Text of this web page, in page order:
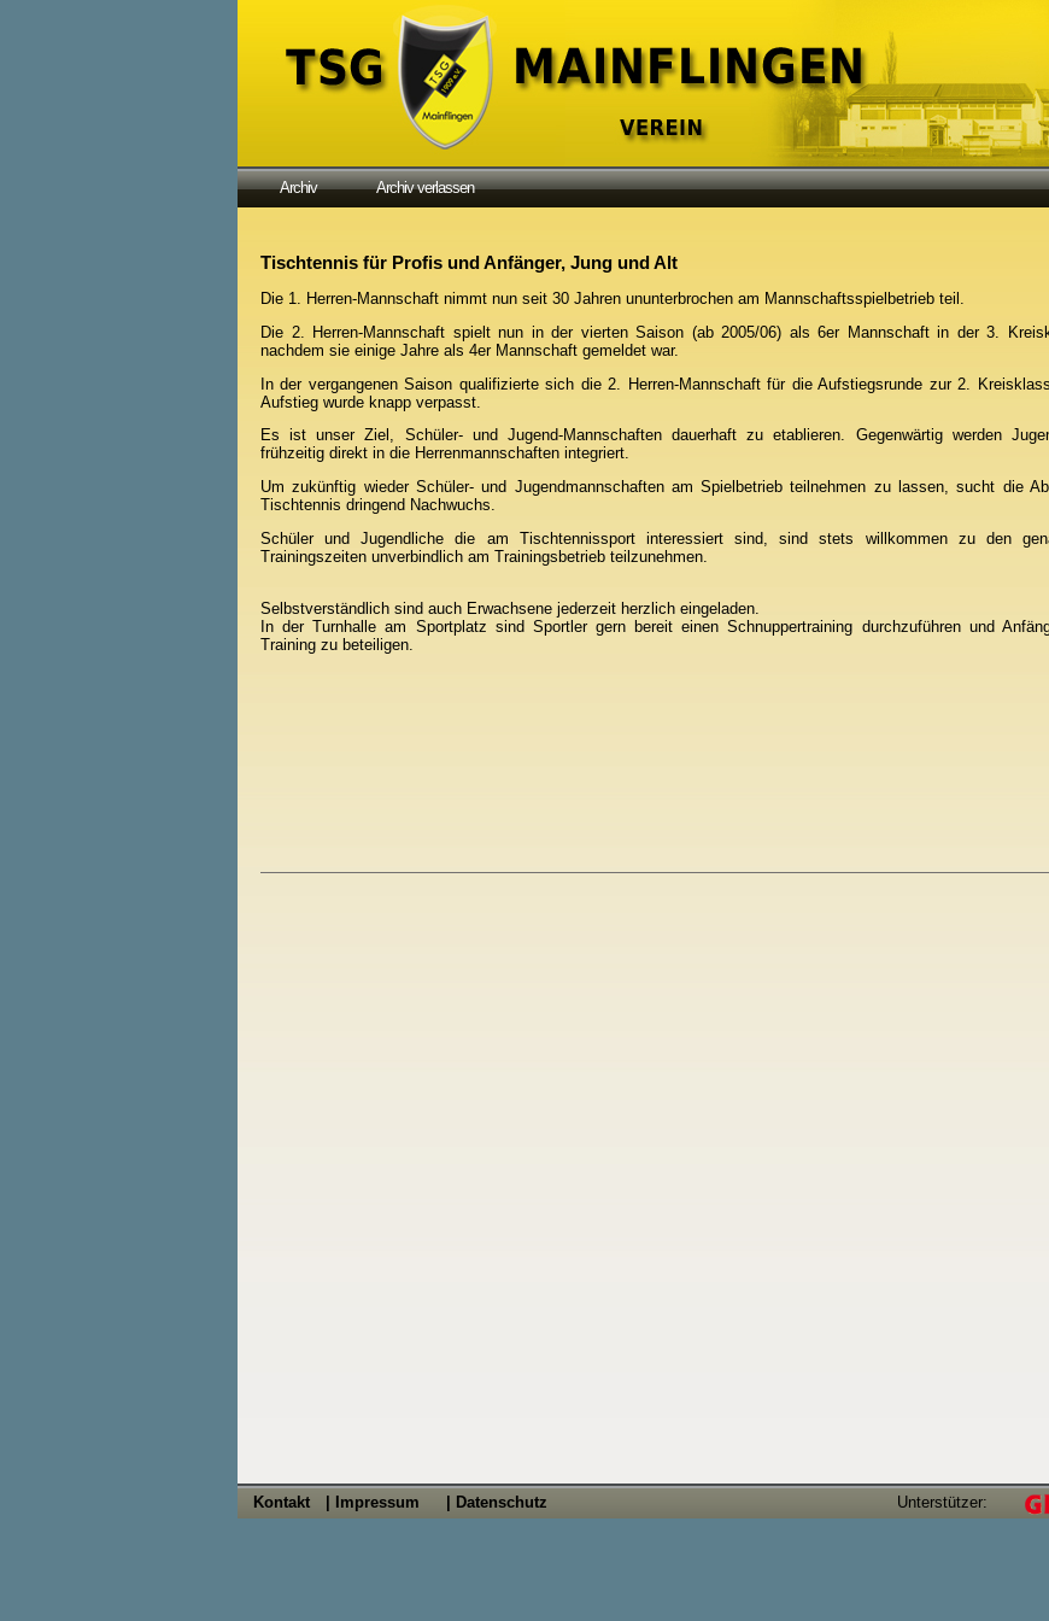
Archiv Archiv verlassen
Tischtennis für Profis und Anfänger, Jung und Alt
Die 1. Herren-Mannschaft nimmt nun seit 30 Jahren ununterbrochen am Mannschaftsspielbetrieb teil.
Die 2. Herren-Mannschaft spielt nun in der vierten Saison (ab 2005/06) als 6er Mannschaft in der 3.
nachdem sie einige Jahre als 4er Mannschaft gemeldet war.
In der vergangenen Saison qualifizierte sich die 2. Herren-Mannschaft für die Aufstiegsrunde zur 2.
Aufstieg wurde knapp verpasst.
Es ist unser Ziel, Schüler- und Jugend-Mannschaften dauerhaft zu etablieren. Gegenwärtig werden
frühzeitig direkt in die Herrenmannschaften integriert.
Um zukünftig wieder Schüler- und Jugendmannschaften am Spielbetrieb teilnehmen zu lassen, sucht die
Tischtennis dringend Nachwuchs.
Schüler und Jugendliche die am Tischtennissport interessiert sind, sind stets willkommen zu den
Trainingszeiten unverbindlich am Trainingsbetrieb teilzunehmen.
Selbstverständlich sind auch Erwachsene jederzeit herzlich eingeladen.
In der Turnhalle am Sportplatz sind Sportler gern bereit einen Schnuppertraining durchzuführen und
Training zu beteiligen.
Unterstützer:
Kontakt | Impressum | Datenschutz